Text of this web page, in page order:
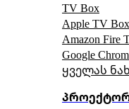
TV Box
Apple TV Box
Amazon Fire
Google
ყველას